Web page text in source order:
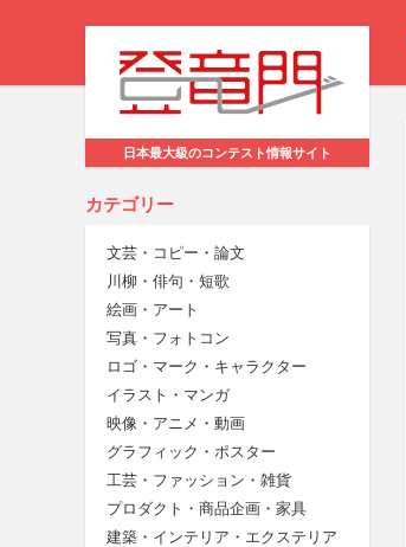
日本最大級のコンテスト情報サイト
カテゴリー
文芸・コピー・論文
川柳・俳句・短歌
絵画・アート
写真・フォトコン
ロゴ・マーク・キャラクター
イラスト・マンガ
映像・アニメ・動画
グラフィック・ポスター
工芸・ファッション・雑貨
プロダクト・商品企画・家具
建築・インテリア・エクステリア